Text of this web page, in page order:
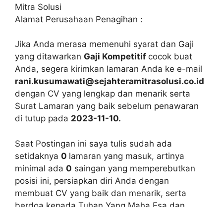
Mitra Solusi
Alamat Perusahaan Penagihan :
Jika Anda merasa memenuhi syarat dan Gaji
yang ditawarkan Gaji Kompetitif cocok buat
Anda, segera kirimkan lamaran Anda ke e-mail
rani.kusumawati@sejahteramitrasolusi.co.id
dengan CV yang lengkap dan menarik serta
Surat Lamaran yang baik sebelum penawaran
di tutup pada 2023-11-10.
Saat Postingan ini saya tulis sudah ada
setidaknya 0 lamaran yang masuk, artinya
minimal ada 0 saingan yang memperebutkan
posisi ini, persiapkan diri Anda dengan
membuat CV yang baik dan menarik, serta